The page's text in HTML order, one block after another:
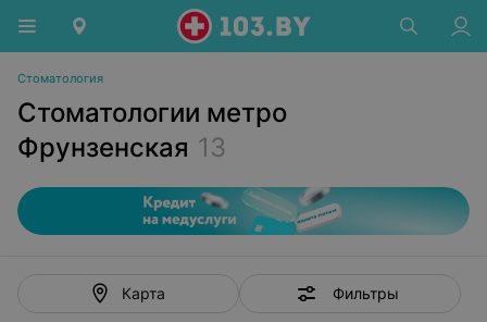
Стоматология
Стоматологии метро
Фрунзенская 13
Карта Фильтры